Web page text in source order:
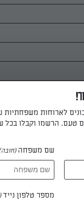
את הליקר על התותים
לארוחות משפחתיות
טעם. הרשמו וקבלו בכל
שם משפחה
מספר טלפון נייד